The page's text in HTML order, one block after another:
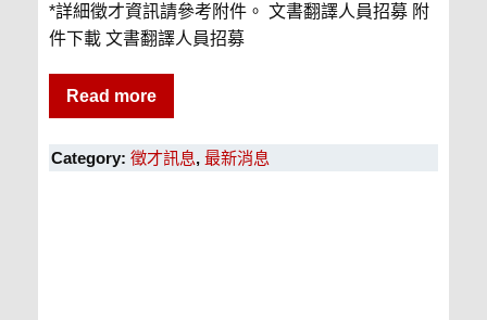
*詳細徵才資訊請參考附件。 文書翻譯人員招募 附
件下載 文書翻譯人員招募
Read more
Category: 徵才訊息, 最新消息